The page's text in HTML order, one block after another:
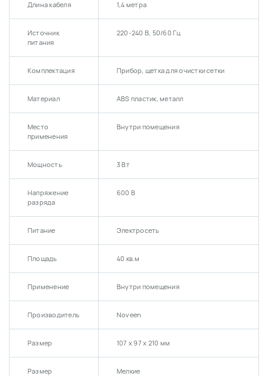
Длина кабеля 1,4 метра
Источник
питания
220-240 В, 50/60 Гц
Комплектация Прибор, щетка для очистки сетки
Материал ABS пластик, металл
Место
применения
Внутри помещения
Мощность 3 Вт
Напряжение
разряда
600 В
Питание Электросеть
Площадь 40 кв.м
Применение Внутри помещения
Производитель Noveen
Размер 107 х 97 х 210 мм
Размер
Мелкие